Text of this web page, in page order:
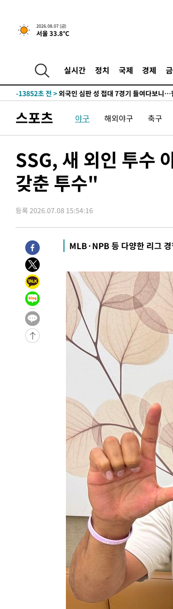
2026.08.07 (금)
서울 33.8℃
실시간 정치 국제 경제
-21503초 전 >[속보]이 대통령, '호우피해' 안동·의성 관
선포
-21466초 전 >[단독]중수청 지원 검사들, 정원 초과 시
-17743초 전 >
SK하이닉스, 용인·청주 팹에 54조 투
-14599초 전 >
-13852초 전 >외국인 심판 성 접대 7경기 들여다보니
-13539초 전 >
[속보]코스피, 6200선 약보합…0.60%
-13519초 전 >[속보]원·달러 환율, 7.7원 내린 1416.1
-10498초 전 > [속보]종합특검, '계엄 수용공간 확보'
-9371초 전 >
외신들도 주목한 韓축구 파문…"국민적 공
-9342초 전 > 11시간 압수수색에 성접대 파문까지…'쑥
태 후임
-4722초 전 > [속보]국힘 윤리위, '돌려차기 발언' 진종오
-47초 전 >[속보] 7월 중국 수출 23.9%↑ 수입
46분 전 >
[속보]'채상병 순직 책임' 임성근, 항소심도 징
-30906초 전 >
실천"
-29991초 전 >
이란, "오만과 '중앙 단일 루트' 합의…
운드는 임시"
-21559초 전 >
"낮 기온 소폭 하락"…수도권 폭염중대경
-21523초 전 >
[속보]이 대통령, '호우피해' 안동·의성
-21486초 전 >
[단독]중수청 지원 검사들, 정원 초과 시
갈 수도
-19457초 전 >
낮 최고 37도 찜통더위…곳곳 소나기·강
-17763초 전 >
SK하이닉스, 용인·청주 팹에 54조 투
여자배구 이재영·이다영 자매, 아제르바
외국인 심판 성 접대 7경기 들여다보니
[속보]코스닥, 2.86포인트(0.36%) 내린
[속보]코스피, 6200선 약보합…0.60%
[속보]원·달러 환율, 7.7원 내린 1416.1
[속보] 노원서 40.1도 관측…서울, 2018
[속보]종합특검, '계엄 수용공간 확보'
외신들도 주목한 韓축구 파문…"국민적
11시간 압수수색에 성접대 파문까지…'쑥
[속보]규제합리화위원회 부위원장에 김
[속보]국힘 윤리위, '돌려차기 발언' 진종
[속보] 7월 중국 수출 23.9%↑ 수입
[속보]'채상병 순직 책임' 임성근, 항소심도 징
스포츠 야구 해외야구 축구
SSG, 새 외인 투수
갖춘 투수"
등록 2026.07.08 15:54:16
MLB·NPB 등 다양한 리그 경